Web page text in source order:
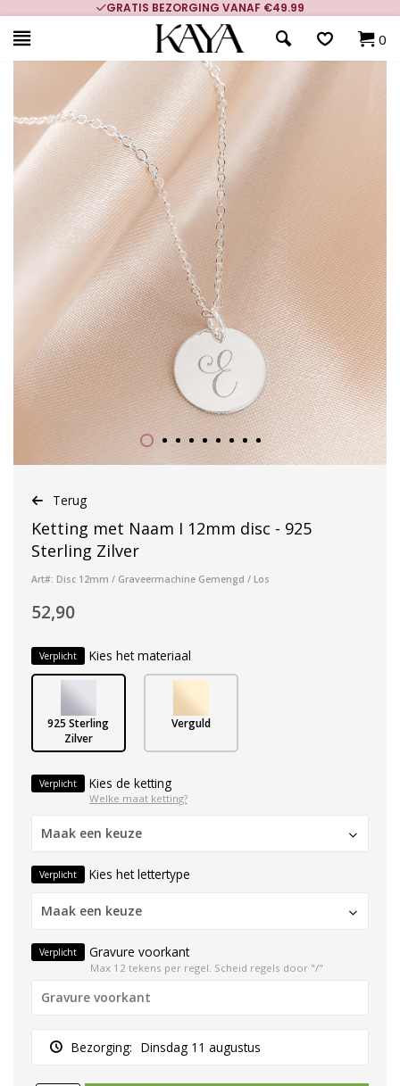
GRATIS BEZORGING VANAF €49.99
0
Terug
Ketting met Naam I 12mm disc - 925
Sterling Zilver
Art#: Disc 12mm / Graveermachine Gemengd / Los
52,90
Verplicht Kies het materiaal
925 Sterling
Zilver
Verguld
Verplicht Kies de ketting
Welke maat ketting?
Maak een keuze
Verplicht Kies het lettertype
Maak een keuze
Verplicht Gravure voorkant
Max 12 tekens per regel. Scheid regels door "/"
Bezorging: Dinsdag 11 augustus